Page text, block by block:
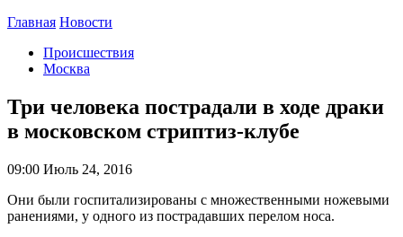
Главная Новости
Происшествия
Москва
Три человека пострадали в ходе драки
в московском стриптиз-клубе
09:00 Июль 24, 2016
Они были госпитализированы с множественными ножевыми
ранениями, у одного из пострадавших перелом носа.